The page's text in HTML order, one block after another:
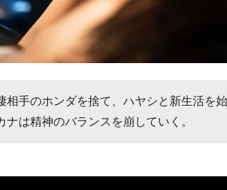
相手のホンダを捨て、ハヤシと新生活を
ナは精神のバランスを崩していく。